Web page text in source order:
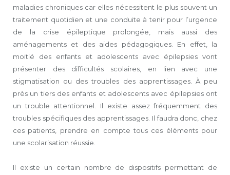
maladies chroniques car elles nécessitent le plus souvent un
traitement quotidien et une conduite à tenir pour l’urgence
de la crise épileptique prolongée, mais aussi des
aménagements et des aides pédagogiques. En effet, la
moitié des enfants et adolescents avec épilepsies vont
présenter des difficultés scolaires, en lien avec une
stigmatisation ou des troubles des apprentissages. À peu
près un tiers des enfants et adolescents avec épilepsies ont
un trouble attentionnel. Il existe assez fréquemment des
troubles spécifiques des apprentissages. Il faudra donc, chez
ces patients, prendre en compte tous ces éléments pour
une scolarisation réussie.
Il existe un certain nombre de dispositifs permettant de